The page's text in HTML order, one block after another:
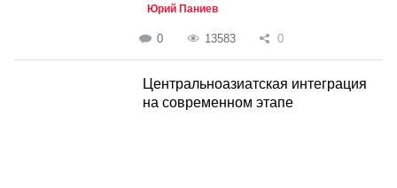
Юрий Паниев
0 13583 0
Центральноазиатская интеграция
на современном этапе